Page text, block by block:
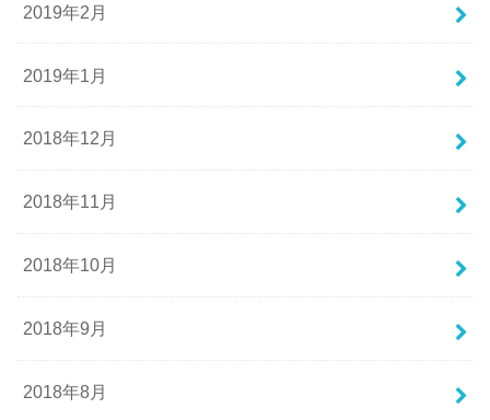
2019年2月
2019年1月
2018年12月
2018年11月
2018年10月
2018年9月
2018年8月